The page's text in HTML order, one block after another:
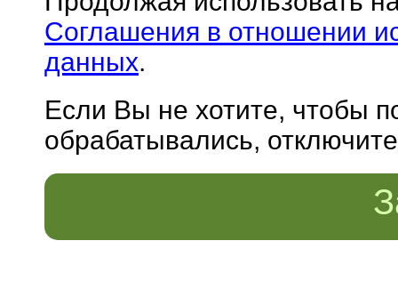
Соглашения в отношении
данных.
Если Вы не хотите, чтобы
обрабатывались,